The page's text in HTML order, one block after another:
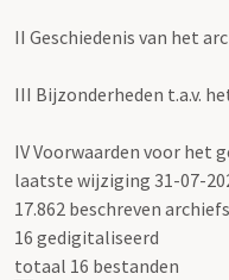
II Geschiedenis van het
III Bijzonderheden t.a.v.
IVVoorwaarden voor het
laatste wijziging 31-07-
17.862 beschreven
16 gedigitaliseerd
totaal 16 bestanden